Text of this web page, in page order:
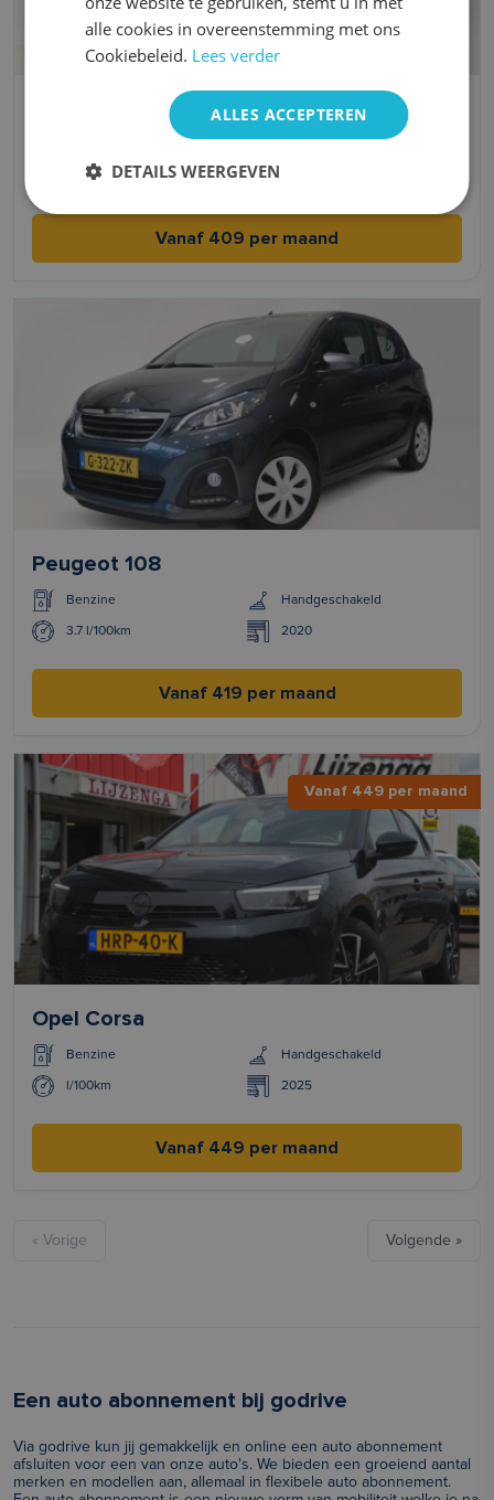
4,8 l/100km l/100km 2021
Vanaf 409 per maand
Peugeot 108
Benzine Handgeschakeld
3.7 l/100km 2020
Vanaf 419 per maand
Vanaf 449 per maand
Opel Corsa
Benzine Handgeschakeld
l/100km 2025
Vanaf 449 per maand
« Vorige Volgende »
Een auto abonnement bij godrive
Via godrive kun jij gemakkelijk en online een auto abonnement
afsluiten voor een van onze auto's. We bieden een groeiend aantal
merken en modellen aan, allemaal in flexibele auto abonnement.
alle cookies in overeenstemming met ons
Cookiebeleid. Lees verder
ALLES ACCEPTEREN
DETAILS WEERGEVEN